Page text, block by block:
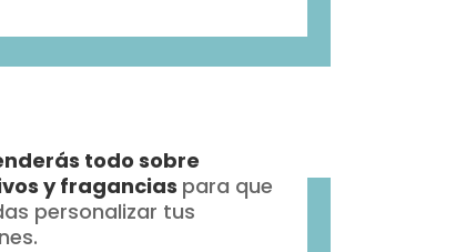
todo sobre
y fragancias para que
personalizar tus